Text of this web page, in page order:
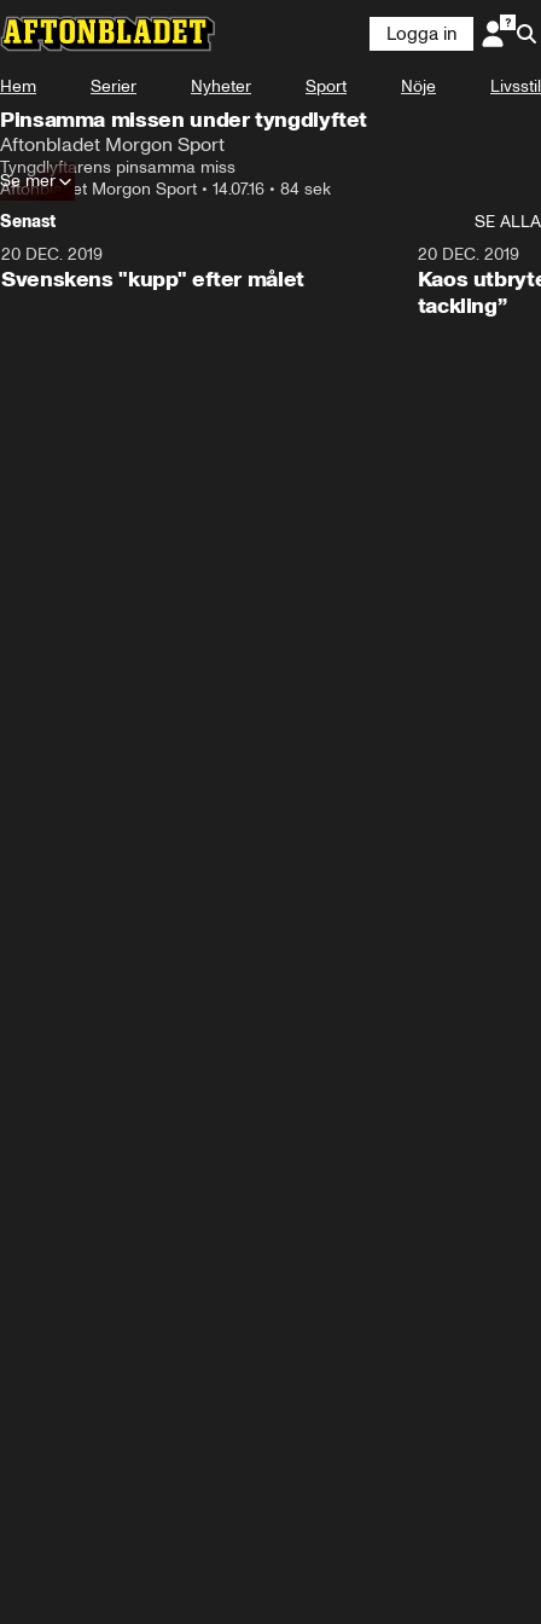
Logga in
Hem Serier Nyheter Sport Nöje Livsstil
Pinsamma missen under tyngdlyftet
Aftonbladet Morgon Sport
Tyngdlyftarens pinsamma miss
Aftonbladet Morgon Sport • 14.07.16 • 84 sek
Se mer
Senast
SE ALLA
20 DEC. 2019
Svenskens "kupp" efter målet
20 DEC. 2019
Kaos
tackling”